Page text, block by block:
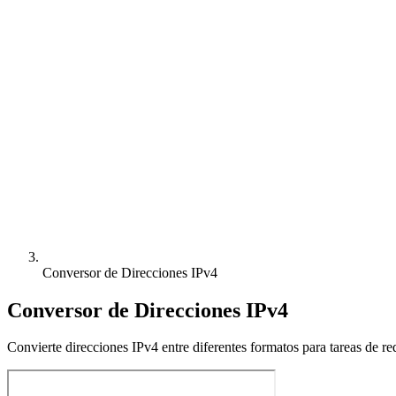
Conversor de Direcciones IPv4
Conversor de Direcciones IPv4
Convierte direcciones IPv4 entre diferentes formatos para tareas de